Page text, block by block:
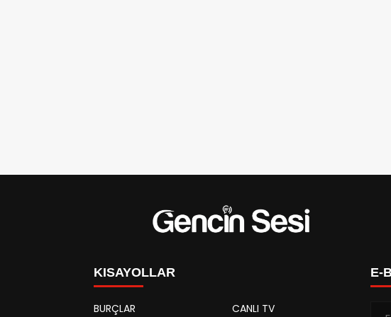
KISAYOLLAR
BURÇLAR
CANLI TV
E-